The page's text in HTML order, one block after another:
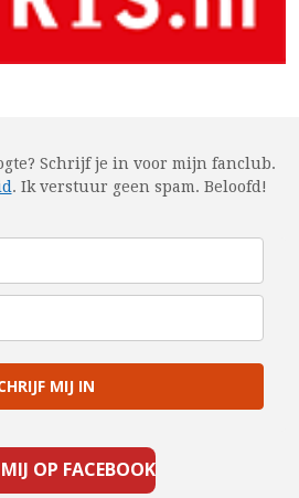
Schrijf je in voor mijn fanclub.
. Ik verstuur geen spam. Beloofd!
MIJ IN
OP FACEBOOK